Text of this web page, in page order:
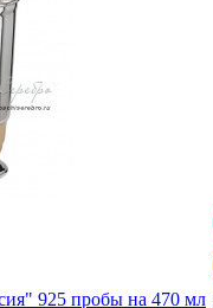
925 пробы на 470 мл